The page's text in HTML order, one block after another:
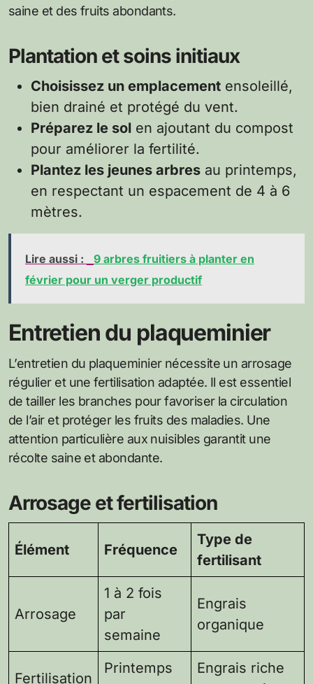
saine et des fruits abondants.
Plantation et soins initiaux
Choisissez un emplacement ensoleillé,
bien drainé et protégé du vent.
Préparez le sol en ajoutant du compost
pour améliorer la fertilité.
Plantez les jeunes arbres au printemps,
en respectant un espacement de 4 à 6
mètres.
Lire aussi :
9 arbres fruitiers à planter en
février pour un verger productif
Entretien du plaqueminier
L’entretien du plaqueminier nécessite un arrosage
régulier et une fertilisation adaptée. Il est essentiel
de tailler les branches pour favoriser la circulation
de l’air et protéger les fruits des maladies. Une
attention particulière aux nuisibles garantit une
récolte saine et abondante.
Arrosage et fertilisation
Élément Fréquence
Type de
fertilisant
Arrosage
1 à 2 fois
par
semaine
Engrais
organique
Fertilisation
Printemps
Engrais riche